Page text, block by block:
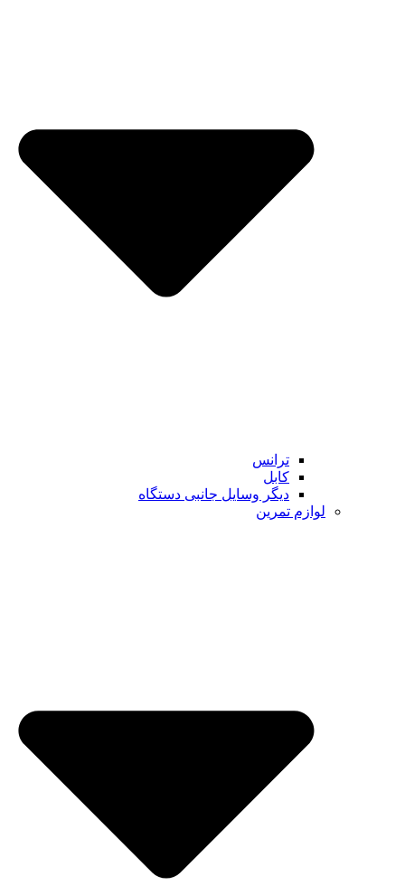
ترانس
کابل
دیگر وسایل جانبی دستگاه
لوازم تمرین